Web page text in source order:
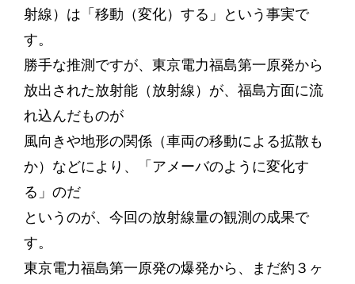
射線）は「移動（変化）する」という事実で
す。
勝手な推測ですが、東京電力福島第一原発から
放出された放射能（放射線）が、福島方面に流
れ込んだものが
風向きや地形の関係（車両の移動による拡散も
か）などにより、「アメーバのように変化す
る」のだ
というのが、今回の放射線量の観測の成果で
す。
東京電力福島第一原発の爆発から、まだ約３ヶ